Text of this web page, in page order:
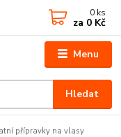
Menu
Hledat
0 ks
za 0 Kč
přípravky na vlasy